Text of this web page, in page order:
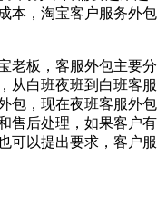
本，淘宝客户服务外包
板，客服外包主要分
从白班夜班到白班客服
包，现在夜班客服外包
售后处理，如果客户有
可以提出要求，客户服